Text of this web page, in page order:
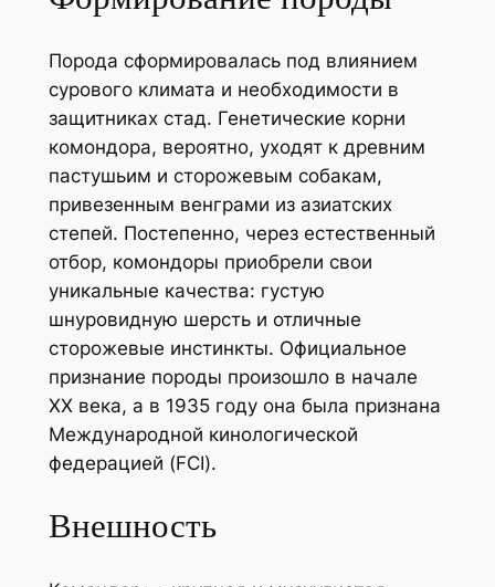
Порода сформировалась под влиянием
сурового климата и необходимости в
защитниках стад. Генетические корни
комондора, вероятно, уходят к древним
пастушьим и сторожевым собакам,
привезенным венграми из азиатских
степей. Постепенно, через естественный
отбор, комондоры приобрели свои
уникальные качества: густую
шнуровидную шерсть и отличные
сторожевые инстинкты. Официальное
признание породы произошло в начале
XX века, а в 1935 году она была признана
Международной кинологической
федерацией (FCI).
Внешность